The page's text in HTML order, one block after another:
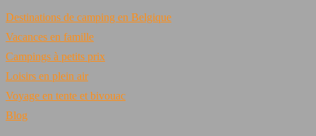
Destinations de camping en Belgique
Vacances en famille
Campings à petits prix
Loisirs en plein air
Voyage en tente et bivouac
Blog